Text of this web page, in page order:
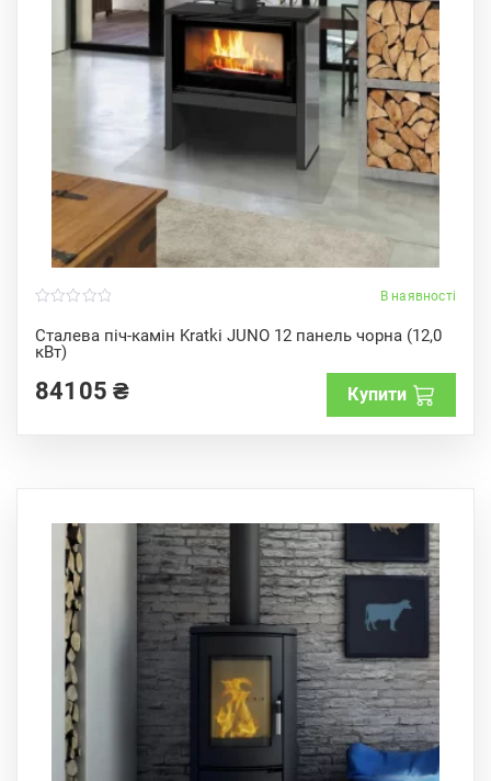
В наявності
Сталева піч-камін Kratki JUNO 12 панель чорна (12,0
кВт)
o
u
t
f
5
84105₴ Купити